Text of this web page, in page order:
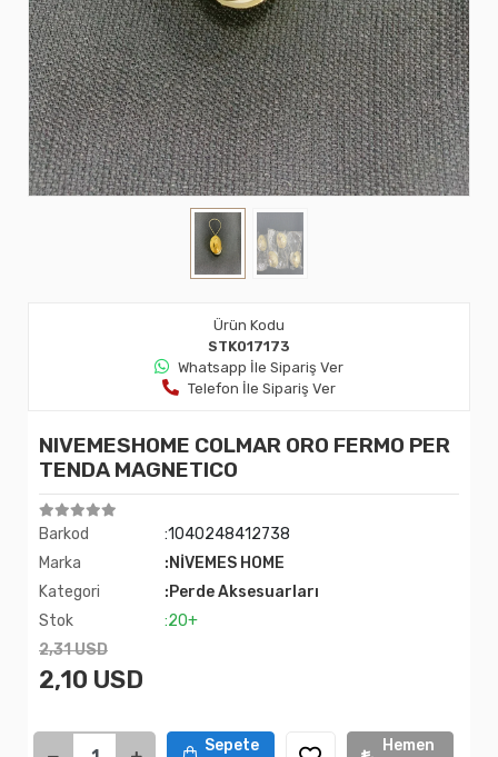
Ürün Kodu
STK017173
Whatsapp İle Sipariş Ver
Telefon İle Sipariş Ver
NIVEMESHOME COLMAR ORO FERMO PER
TENDA MAGNETICO
Barkod
:1040248412738
Marka
:NİVEMES HOME
Kategori
:Perde Aksesuarları
Stok
:20+
2,31 USD
2,10 USD
Sepete
Hemen